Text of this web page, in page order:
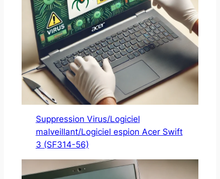
Suppression Virus/Logiciel
malveillant/Logiciel espion Acer Swift
3 (SF314-56)